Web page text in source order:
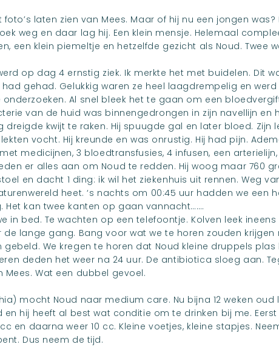
laten zien van Mees. Maar of hij nu een jongen
weg en daar lag hij. Een klein mensje. Helemaal
een klein piemeltje en hetzelfde gezicht als Noud. Twee
op dag 4 ernstig ziek. Ik merkte het met buidelen. Dit
gehad. Gelukkig waren ze heel laagdrempelig en
Al snel bleek het te gaan om een
van de huid was binnengedrongen in zijn navellijn en
dreigde kwijt te raken. Hij spuugde gal en later bloed. Zijn
vocht. Hij kreunde en was onrustig. Hij had pijn.
medicijnen, 3 bloedtransfusies, 4 infusen, een
er alles aan om Noud te redden. Hij woog maar 760
en dacht 1 ding: ik wil het ziekenhuis uit rennen. Weg
heet. ‘s nachts om 00:45 uur hadden we een
kan twee kanten op gaan vannacht…….
in bed. Te wachten op een telefoontje. Kolven leek
de lange gang. Bang voor wat we te horen zouden
gebeld. We kregen te horen dat Noud kleine druppels
deden het weer na 24 uur. De antibiotica sloeg aan.
Wat een dubbel gevoel.
mocht Noud naar medium care. Nu bijna 12 weken oud
hij heeft al best wat conditie om te drinken bij me.
en daarna weer 10 cc. Kleine voetjes, kleine stapjes.
Dus neem de tijd.